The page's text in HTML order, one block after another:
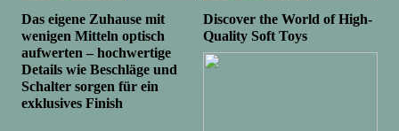
Das eigene Zuhause mit
wenigen Mitteln optisch
aufwerten – hochwertige
Details wie Beschläge und
Schalter sorgen für ein
exklusives Finish
Discover the World of High-
Quality Soft Toys